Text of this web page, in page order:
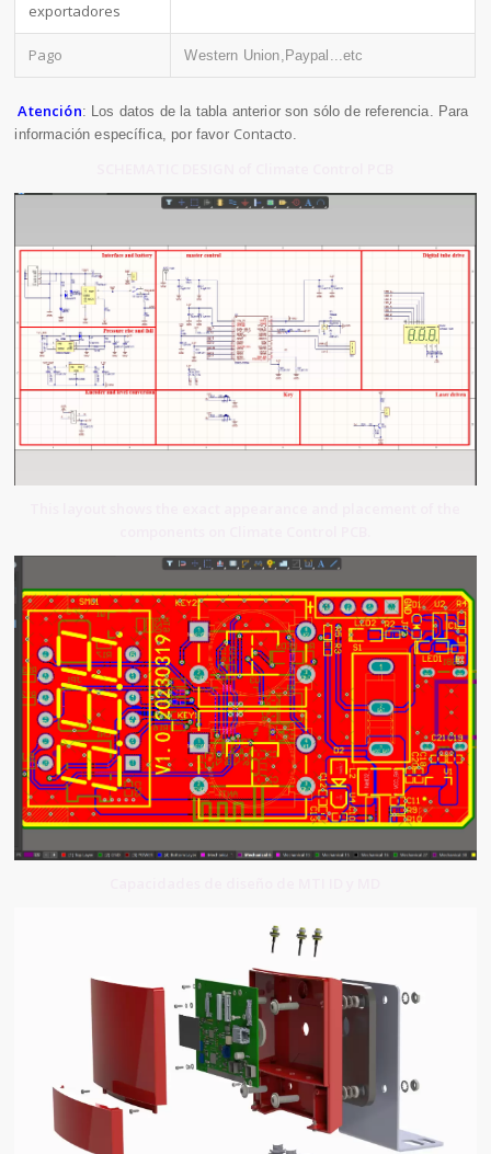
exportadores
Pago Western Union,Paypal...etc
Atención: Los datos de la tabla anterior son sólo de referencia. Para
información específica, por favor Contacto.